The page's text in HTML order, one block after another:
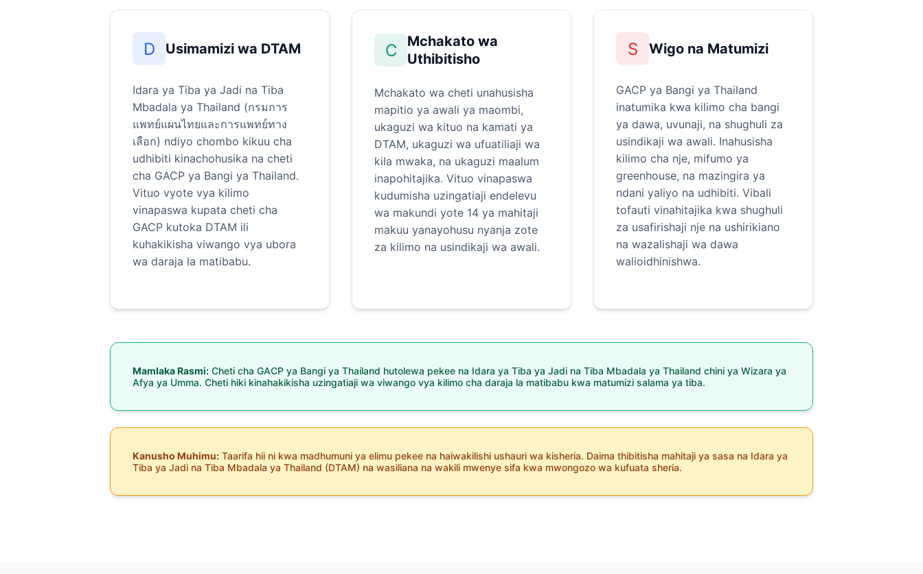
D Usimamizi wa DTAM
Idara ya Tiba ya Jadi na Tiba
Mbadala ya Thailand (กรมการ
แพทย์แผนไทยและการแพทย์ทาง
เลือก) ndiyo chombo kikuu cha
udhibiti kinachohusika na cheti
cha GACP ya Bangi ya Thailand.
Vituo vyote vya kilimo
vinapaswa kupata cheti cha
GACP kutoka DTAM ili
kuhakikisha viwango vya ubora
wa daraja la matibabu.
C
Mchakato wa
Uthibitisho
Mchakato wa cheti unahusisha
mapitio ya awali ya maombi,
ukaguzi wa kituo na kamati ya
DTAM, ukaguzi wa ufuatiliaji wa
kila mwaka, na ukaguzi maalum
inapohitajika. Vituo vinapaswa
kudumisha uzingatiaji endelevu
wa makundi yote 14 ya mahitaji
makuu yanayohusu nyanja zote
za kilimo na usindikaji wa awali.
S Wigo na Matumizi
GACP ya Bangi ya Thailand
inatumika kwa kilimo cha bangi
ya dawa, uvunaji, na shughuli za
usindikaji wa awali. Inahusisha
kilimo cha nje, mifumo ya
greenhouse, na mazingira ya
ndani yaliyo na udhibiti. Vibali
tofauti vinahitajika kwa shughuli
za usafirishaji nje na ushirikiano
na wazalishaji wa dawa
walioidhinishwa.
Mamlaka Rasmi: Cheti cha GACP ya Bangi ya Thailand hutolewa pekee na Idara ya Tiba ya Jadi na Tiba Mbadala ya Thailand chini ya Wizara ya
Afya ya Umma. Cheti hiki kinahakikisha uzingatiaji wa viwango vya kilimo cha daraja la matibabu kwa matumizi salama ya tiba.
Kanusho Muhimu: Taarifa hii ni kwa madhumuni ya elimu pekee na haiwakilishi ushauri wa kisheria. Daima thibitisha mahitaji ya sasa na Idara ya
Tiba ya Jadi na Tiba Mbadala ya Thailand (DTAM) na wasiliana na wakili mwenye sifa kwa mwongozo wa kufuata sheria.